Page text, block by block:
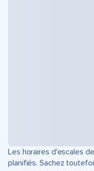
Les horaires d'escales
planifiés. Sachez